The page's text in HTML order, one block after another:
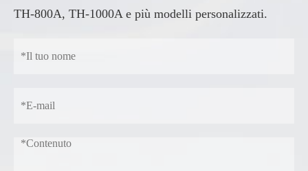
TH-800A, TH-1000A e più modelli personalizzati.